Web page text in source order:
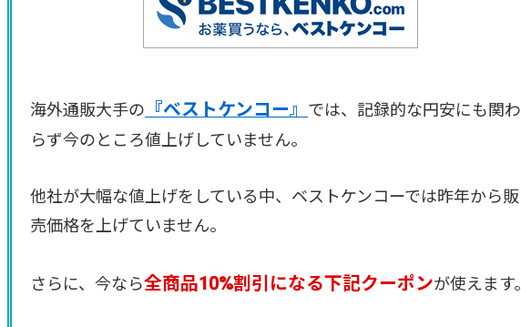
海外通販大手の 『ベストケンコー』 では、記録的な円安にも関わ
らず今のところ値上げしていません。
他社が大幅な値上げをしている中、ベストケンコーでは昨年から販
売価格を上げていません。
さらに、今なら全商品10%割引になる下記クーポンが使えます。